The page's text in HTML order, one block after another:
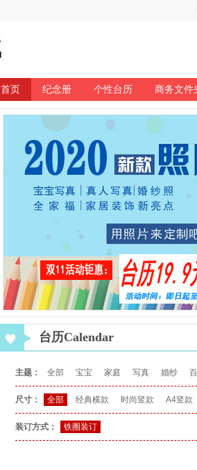
首页 纪念册 个性台历 商务文件
台历Calendar
主题： 全部 宝宝 家庭 写真 婚纱
尺寸： 全部 经典横款 时尚竖款 A4竖款
装订方式： 铁圈装订